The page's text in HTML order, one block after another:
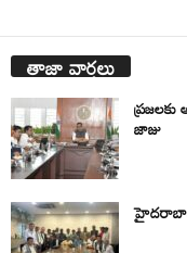
తాజా వార్తలు
జాజు
హైదరాబాద్